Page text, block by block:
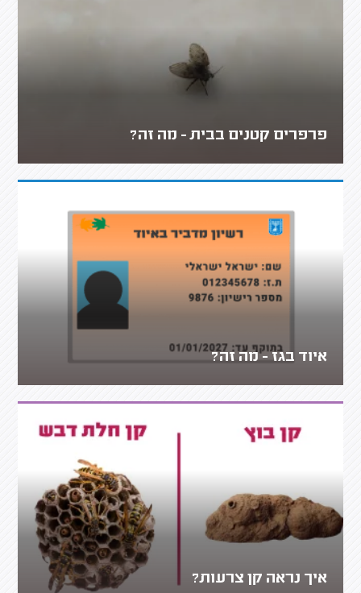
פרפרים קטנים בבית - מה זה?
איוד בגז - מה זה?
איך נראה קן צרעות?